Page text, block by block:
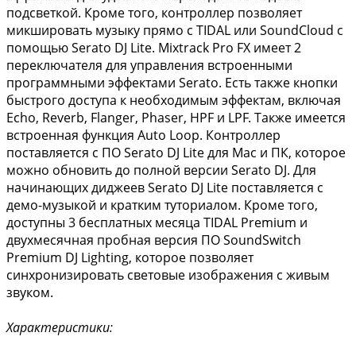
подсветкой. Кроме того, контроллер позволяет
микшировать музыку прямо с TIDAL или SoundCloud с
помощью Serato DJ Lite. Mixtrack Pro FX имеет 2
переключателя для управления встроенными
программными эффектами Serato. Есть также кнопки
быстрого доступа к необходимым эффектам, включая
Echo, Reverb, Flanger, Phaser, HPF и LPF. Также имеется
встроенная функция Auto Loop. Контроллер
поставляется с ПО Serato DJ Lite для Mac и ПК, которое
можно обновить до полной версии Serato DJ. Для
начинающих диджеев Serato DJ Lite поставляется с
демо-музыкой и кратким туториалом. Кроме того,
доступны 3 бесплатных месяца TIDAL Premium и
двухмесячная пробная версия ПО SoundSwitch
Premium DJ Lighting, которое позволяет
синхронизировать световые изображения с живым
звуком.
Характеристики: